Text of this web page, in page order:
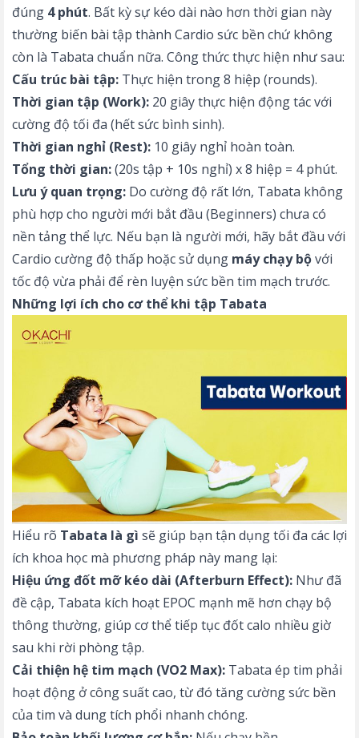
đúng 4 phút. Bất kỳ sự kéo dài nào hơn thời gian này
thường biến bài tập thành Cardio sức bền chứ không
còn là Tabata chuẩn nữa. Công thức thực hiện như sau:
Cấu trúc bài tập: Thực hiện trong 8 hiệp (rounds).
Thời gian tập (Work): 20 giây thực hiện động tác với
cường độ tối đa (hết sức bình sinh).
Thời gian nghỉ (Rest): 10 giây nghỉ hoàn toàn.
Tổng thời gian:(20s tập + 10s nghỉ) x 8 hiệp = 4 phút.
Lưu ý quan trọng: Do cường độ rất lớn, Tabata không
phù hợp cho người mới bắt đầu (Beginners) chưa có
nền tảng thể lực. Nếu bạn là người mới, hãy bắt đầu với
Cardio cường độ thấp hoặc sử dụng máy chạy bộvới
tốc độ vừa phải để rèn luyện sức bền tim mạch trước.
Những lợi ích cho cơ thể khi tập Tabata
Hiểu rõ Tabata là gì sẽ giúp bạn tận dụng tối đa các lợi
ích khoa học mà phương pháp này mang lại:
Hiệu ứng đốt mỡ kéo dài (Afterburn Effect): Như đã
đề cập, Tabata kích hoạt EPOC mạnh mẽ hơn chạy bộ
thông thường, giúp cơ thể tiếp tục đốt calo nhiều giờ
sau khi rời phòng tập.
Cải thiện hệ tim mạch (VO2 Max): Tabata ép tim phải
hoạt động ở công suất cao, từ đó tăng cường sức bền
của tim và dung tích phổi nhanh chóng.